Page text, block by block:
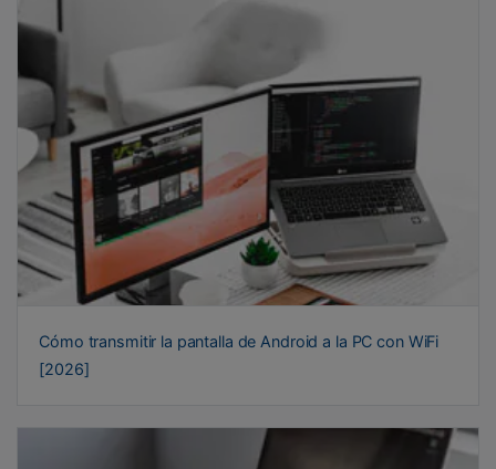
Cómo transmitir la pantalla de Android a la PC con WiFi
[2026]